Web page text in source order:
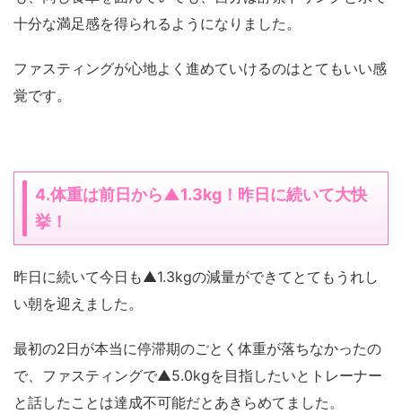
十分な満足感を得られるようになりました。
ファスティングが心地よく進めていけるのはとてもいい感
覚です。
4.体重は前日から▲1.3kg！昨日に続いて大快
挙！
昨日に続いて今日も▲1.3kgの減量ができてとてもうれし
い朝を迎えました。
最初の2日が本当に停滞期のごとく体重が落ちなかったの
で、ファスティングで▲5.0kgを目指したいとトレーナー
と話したことは達成不可能だとあきらめてました。